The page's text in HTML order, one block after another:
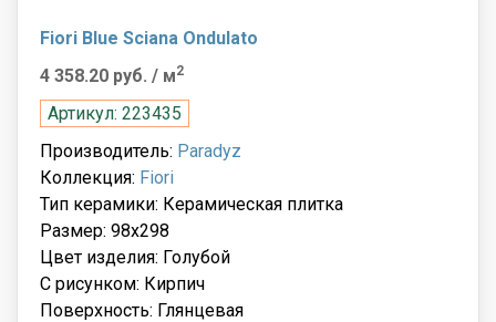
Fiori Blue Sciana Ondulato
4 358.20 руб. / м2
Артикул: 223435
Производитель: Paradyz
Коллекция: Fiori
Тип керамики: Керамическая плитка
Размер: 98x298
Цвет изделия: Голубой
С рисунком: Кирпич
Поверхность: Глянцевая